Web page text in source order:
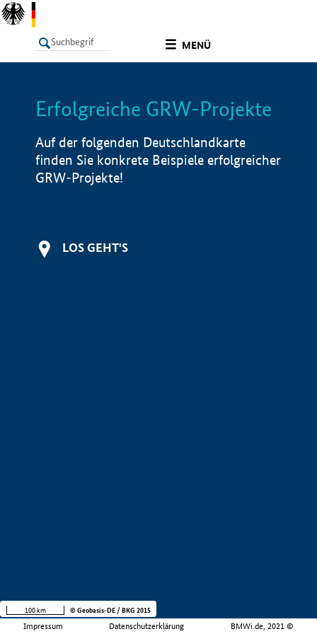
MENÜ
LISTE Info
Erfolgreiche GRW-Projekte
Auf der folgenden Deutschlandkarte
finden Sie konkrete Beispiele erfolgreicher
GRW-Projekte!
LOS GEHT'S
Impressum Datenschutzerklärung BMWi.de, 2021 ©
100 km © Geobasis-DE / BKG 2015